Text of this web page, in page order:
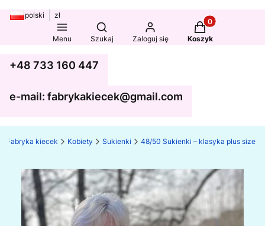
polski zł
Menu
Otwórz wyszukiwarkę
Szukaj Zaloguj się
Produkty w
Koszyk
+48 733 160 447
e-mail: fabrykakiecek@gmail.com
Fabryka kiecek Kobiety Sukienki 48/50 Sukienki – klasyka plus size